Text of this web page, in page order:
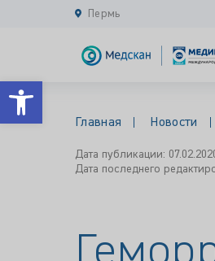
Открыть панель инструментов
Пермь
Главная Новости
Дата публикации:
Дата последнего